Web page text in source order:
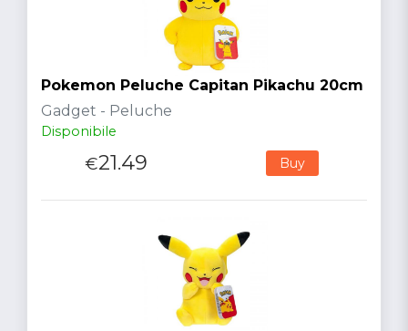
Pokemon Peluche Capitan Pikachu 20cm
Gadget - Peluche
Disponibile
€21.49 Buy